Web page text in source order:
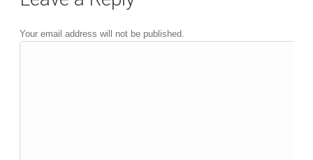
Your email address will not be published.